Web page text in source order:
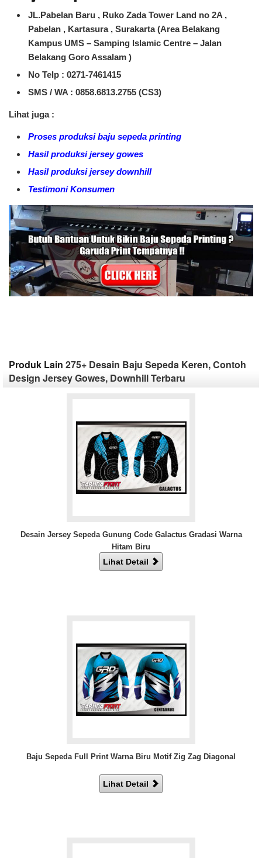
JL.Pabelan Baru , Ruko Zada Tower Land no 2A ,
Pabelan , Kartasura , Surakarta (Area Belakang
Kampus UMS – Samping Islamic Centre – Jalan
Belakang Goro Assalam )
No Telp : 0271-7461415
SMS / WA : 0858.6813.2755 (CS3)
Lihat juga :
Proses produksi baju sepeda printing
Hasil produksi jersey gowes
Hasil produksi jersey downhill
Testimoni Konsumen
Produk Lain 275+ Desain Baju Sepeda Keren, Contoh
Design Jersey Gowes, Downhill Terbaru
Desain Jersey Sepeda Gunung Code Galactus Gradasi Warna
Hitam Biru
Lihat Detail
Baju Sepeda Full Print Warna Biru Motif Zig Zag Diagonal
Lihat Detail